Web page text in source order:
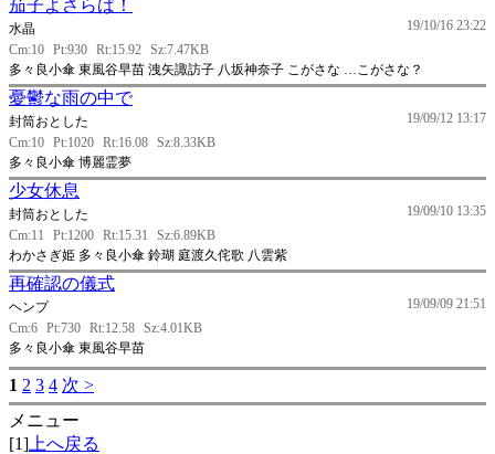
茄子よさらば！
19/10/16 23:22
水晶
Cm:10 Pt:930 Rt:15.92 Sz:7.47KB
多々良小傘 東風谷早苗 洩矢諏訪子 八坂神奈子 こがさな …こがさな？
憂鬱な雨の中で
19/09/12 13:17
封筒おとした
Cm:10 Pt:1020 Rt:16.08 Sz:8.33KB
多々良小傘 博麗霊夢
少女休息
19/09/10 13:35
封筒おとした
Cm:11
Pt:1200 Rt:15.31
Sz:6.89KB
わかさぎ姫 多々良小傘 鈴瑚 庭渡久侘歌 八雲紫
再確認の儀式
19/09/09 21:51
ヘンプ
Cm:6 Pt:730 Rt:12.58 Sz:4.01KB
多々良小傘 東風谷早苗
1 2 3 4 次 >
メニュー
[1] 上へ戻る